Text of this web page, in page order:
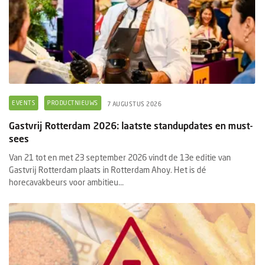
EVENTS PRODUCTNIEUWS 7 AUGUSTUS 2026
Gastvrij Rotterdam 2026: laatste standupdates en must-
sees
Van 21 tot en met 23 september 2026 vindt de 13e editie van
Gastvrij Rotterdam plaats in Rotterdam Ahoy. Het is dé
horecavakbeurs voor ambitieu...